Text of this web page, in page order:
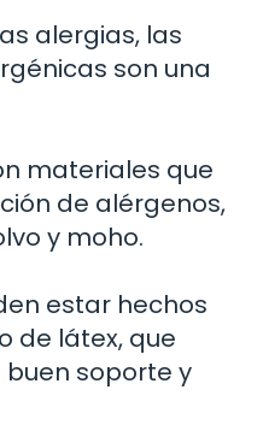
alergias, las
son una
materiales que
de alérgenos,
y moho.
estar hechos
de látex, que
soporte y